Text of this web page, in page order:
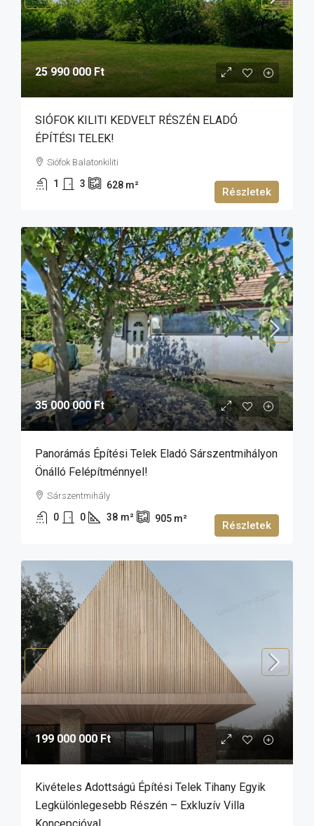
25 990 000 Ft
SIÓFOK KILITI KEDVELT RÉSZÉN ELADÓ
ÉPÍTÉSI TELEK!
Siófok Balatonkiliti
1 3 628 m²
Részletek
35 000 000 Ft
Panorámás Építési Telek Eladó Sárszentmihályon
Önálló Felépítménnyel!
Sárszentmihály
0 0 38 m² 905 m²
Részletek
199 000 000 Ft
Kivételes Adottságú Építési Telek Tihany Egyik
Legkülönlegesebb Részén – Exkluzív Villa
Koncepcióval